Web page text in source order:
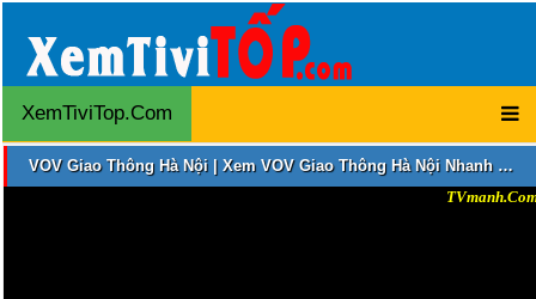
XemTiviTop.Com
VOV Giao Thông Hà Nội | Xem VOV Giao Thông Hà Nội Nhanh Nhất | VOV Giao Thông Hà Nội Trực Tuyến